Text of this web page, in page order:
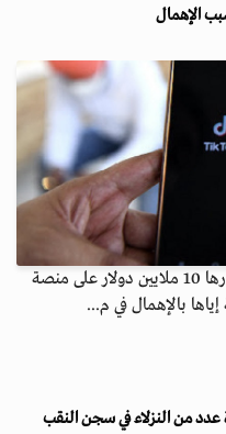
فرضت فنزويلا، الاثنين، غرامة مالية قدرها 10 ملايين دولار على منصة
بالإهمال في م...
من النزلاء في سجن النقب